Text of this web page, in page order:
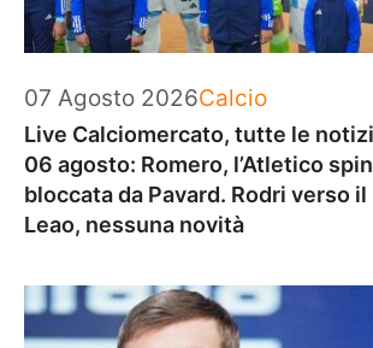
07 Agosto 2026Categorie
Calcio
Live Calciomercato, tutte le
06 agosto: Romero, l’Atletico
bloccata da Pavard. Rodri verso
Leao, nessuna novità